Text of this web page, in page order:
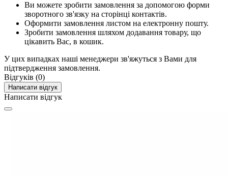
Ви можете зробити замовлення за допомогою форми
зворотного зв'язку на сторінці контактів.
Оформити замовлення листом на електронну пошту.
Зробити замовлення шляхом додавання товару, що
цікавить Вас, в кошик.
У цих випадках наші менеджери зв'яжуться з Вами для
підтвердження замовлення.
Відгуків (0)
Написати відгук
Написати відгук